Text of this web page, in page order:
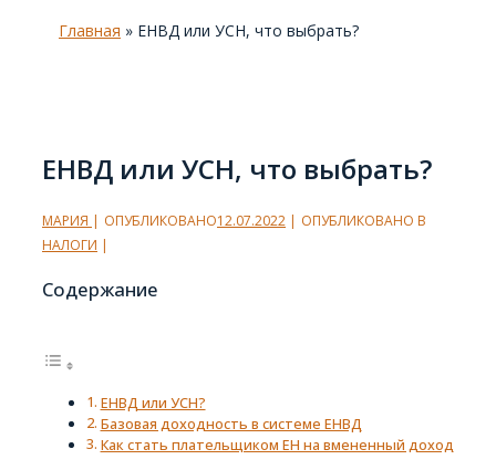
Главная » ЕНВД или УСН, что выбрать?
ЕНВД или УСН, что выбрать?
МАРИЯ ОПУБЛИКОВАНО12.07.2022
ОПУБЛИКОВАНО В
НАЛОГИ
Содержание
ЕНВД или УСН?
Базовая доходность в системе ЕНВД
Как стать плательщиком ЕН на вмененный доход